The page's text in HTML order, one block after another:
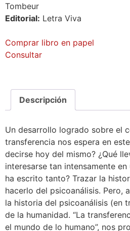
Tombeur
Editorial: Letra Viva
Comprar libro en papel
Consultar
Descripción
Un desarrollo logrado sobre el
transferencia nos espera en
decirse hoy del mismo? ¿Qué
interesarse tan intensamente
ha escrito tanto? Trazar la
hacerlo del psicoanálisis. Pero,
la historia del psicoanálisis (en
de la humanidad. “La
el mundo de lo humano”, nos